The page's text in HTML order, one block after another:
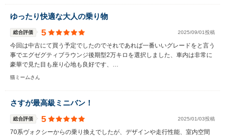
ゆったり快適な大人の乗り物
総合評価 5 2025/09/01投稿
今回は中古にて買う予定でしたのでそれであれば一番いいグレードをと言う
事でエグゼグティブラウンジ後期型2万キロを選択しました、車内は非常に
豪華で見た目も座り心地も良好です、…
猫ミームさん
さすが最高級ミニバン！
総合評価 5 2025/01/03投稿
70系ヴォクシーからの乗り換えでしたが、デザインや走行性能、室内空間